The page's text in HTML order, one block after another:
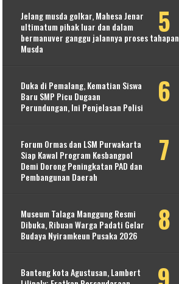
Jelang musda golkar, Mahesa Jenar
ultimatum pihak luar dan dalam
bermanuver ganggu jalannya proses tahapan
Musda
Duka di Pemalang, Kematian Siswa
Baru SMP Picu Dugaan
Perundungan, Ini Penjelasan Polisi
Forum Ormas dan LSM Purwakarta
Siap Kawal Program Kesbangpol
Demi Dorong Peningkatan PAD dan
Pembangunan Daerah
Museum Talaga Manggung Resmi
Dibuka, Ribuan Warga Padati Gelar
Budaya Nyiramkeun Pusaka 2026
Banteng kota Agustusan, Lambert